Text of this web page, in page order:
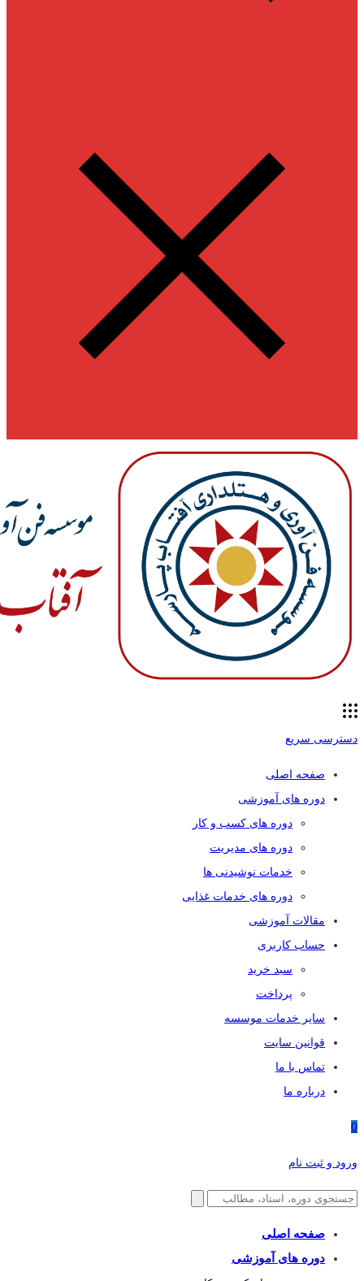
دسترسی سریع
صفحه اصلی
دوره های آموزشی
دوره های کسب و کار
دوره های مدیریت
خدمات نوشیدنی ها
دوره های خدمات غذایی
مقالات آموزشی
حساب کاربری
سبد خرید
پرداخت
سایر خدمات موسسه
قوانین سایت
تماس با ما
درباره ما
0
ورود و ثبت نام
صفحه اصلی
دوره های آموزشی